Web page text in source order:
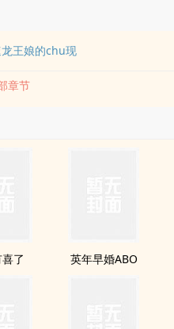
一望无际的浅灰se重云与血se
龙王娘的chu现
章节
了 英年早婚ABO